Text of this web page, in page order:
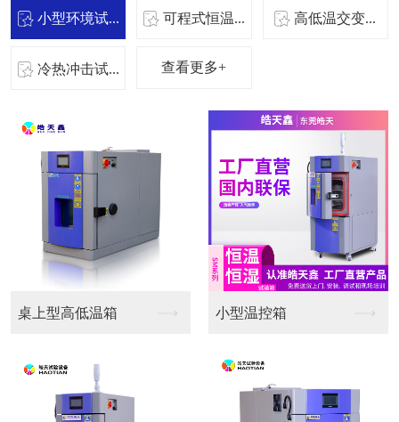
小型环境试... 可程式恒温... 高低温交变...
冷热冲击试... 查看更多+
桌上型高低温箱 小型温控箱